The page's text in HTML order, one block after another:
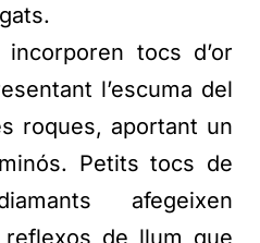
tocs d’or
l’escuma del
roques, aportant un
Petits tocs de
afegeixen
de llum que